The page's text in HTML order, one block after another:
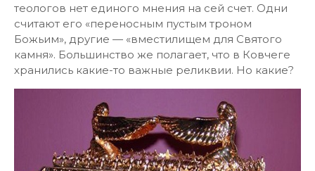
теологов нет единого мнения на сей счет. Одни
считают его «переносным пустым троном
Божьим», другие — «вместилищем для Святого
камня». Большинство же полагает, что в Ковчеге
хранились какие-то важные реликвии. Но какие?